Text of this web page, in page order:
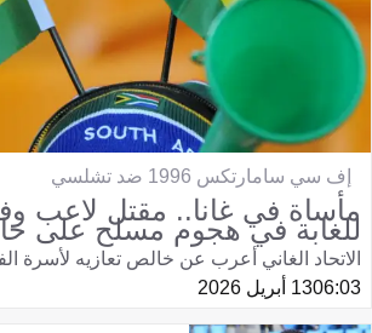
إف سي سامارتكس 1996 ضد تشلسي
مأساة في غانا.. مقتل لاعب
للغابة في هجوم مسلح على
الاتحاد الغاني أعرب عن خالص تعازيه لأسرة
06:0313 أبريل 2026